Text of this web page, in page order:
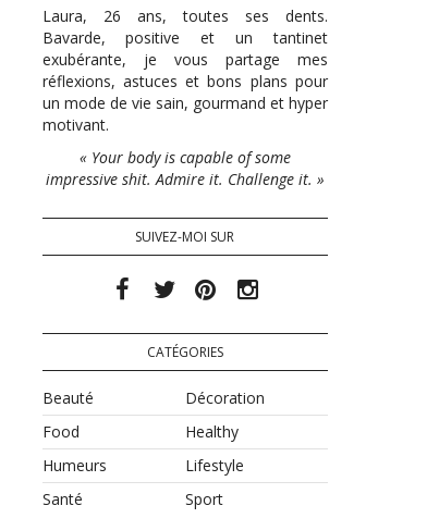
Laura, 26 ans, toutes ses dents.
Bavarde, positive et un tantinet
exubérante, je vous partage mes
réflexions, astuces et bons plans pour
un mode de vie sain, gourmand et hyper
motivant.
« Your body is capable of some
impressive shit. Admire it. Challenge it. »
SUIVEZ-MOI SUR
CATÉGORIES
Beauté
Décoration
Food
Healthy
Humeurs
Lifestyle
Santé
Sport